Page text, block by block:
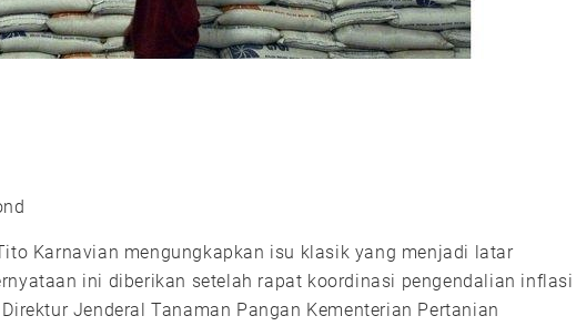
Karnavian mengungkapkan isu klasik yang menjadi latar
ini diberikan setelah rapat koordinasi pengendalian inflasi
Jenderal Tanaman Pangan Kementerian Pertanian